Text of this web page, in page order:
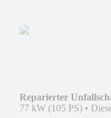
Reparierter
77 kW (105 PS) •